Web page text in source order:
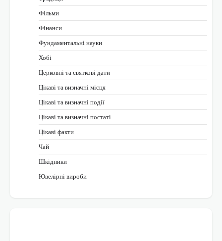
Фільми
Фінанси
Фундаментальні науки
Хобі
Церковні та святкові дати
Цікаві та визначні місця
Цікаві та визначні події
Цікаві та визначні постаті
Цікаві факти
Чай
Шкідники
Ювелірні вироби